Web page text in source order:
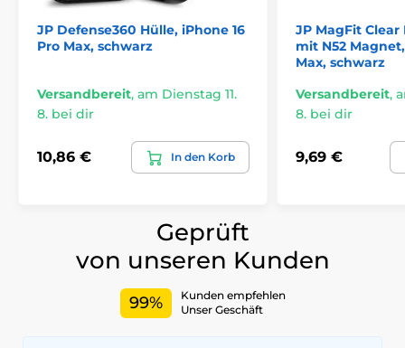
und Tasten des Telefons vollständig zugänglich. Auf
Tactical Hüllen zu setzen garantiert absoluten Schutz.
Bei Tactical respektieren wir die Natur. Alle unsere
recyceltem Papier verpackt, die negative
Umweltauswirkungen minimieren. Denken Sie
MagSafe-Unterstützung
Originelles Design
Transparentes Design
JP Defense360 Hülle, iPhone 16
Pro Max, schwarz
Versandbereit, am Dienstag 11.
8. bei dir
10,86 € In den Korb
JP MagFit Clear
mit N52
Max, schwarz
Versandbereit,
8. bei dir
9,69 €
Geprüft
von unseren Kunden
99%
Kunden empfehlen
Unser Geschäft